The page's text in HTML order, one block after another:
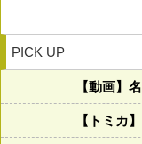
PICK UP
【動画】
【トミカ